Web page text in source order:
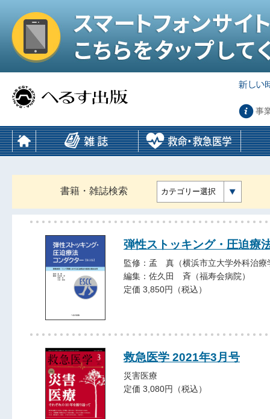
事
書籍・雑誌検索 カテゴリー選択
弾性ストッキング・圧迫
監修：孟 真（横浜市立大学外科治療
編集：佐久田 斉（福寿会病院）
定価 3,850円（税込）
救急医学 2021年3月号
災害医療
定価 3,080円（税込）